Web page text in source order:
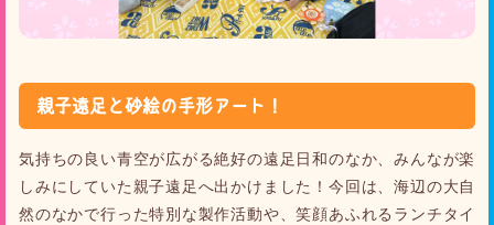
親子遠足と砂絵の手形アート！
気持ちの良い青空が広がる絶好の遠足日和のなか、みんなが楽
しみにしていた親子遠足へ出かけました！今回は、海辺の大自
然のなかで行った特別な製作活動や、笑顔あふれるランチタイ